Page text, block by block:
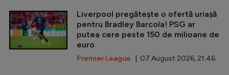
Liverpool pregătește o ofertă uriașă
pentru Bradley Barcola! PSG ar
putea cere peste 150 de milioane de
euro
Premier League | 07 August 2026, 21:46